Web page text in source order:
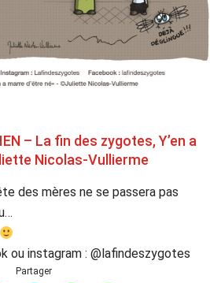
– La fin des zygotes, Y’en a
Nicolas-Vullierme
des mères ne se passera pas
ou instagram : @lafindeszygotes
Partager